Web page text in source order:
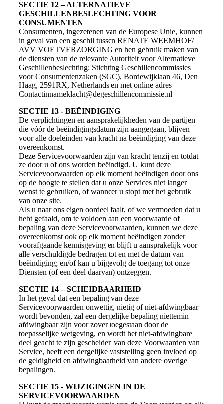
SECTIE 12 – ALTERNATIEVE
GESCHILLENBESLECHTING VOOR
CONSUMENTEN
Consumenten, ingezetenen van de Europese Unie, kunnen
in geval van een geschil tussen RENATE WEEMHOF/
AVV VOETVERZORGING en hen gebruik maken van
de diensten van de relevante Autoriteit voor Alternatieve
Geschillenbeslechting: Stichting Geschillencommissies
voor Consumentenzaken (SGC), Bordewijklaan 46, Den
Haag, 2591RX, Netherlands en met online adres
Contactinnameklacht@degeschillencommissie.nl
SECTIE 13 - BEËINDIGING
De verplichtingen en aansprakelijkheden van de partijen
die vóór de beëindigingsdatum zijn aangegaan, blijven
voor alle doeleinden van kracht na beëindiging van deze
overeenkomst.
Deze Servicevoorwaarden zijn van kracht tenzij en totdat
ze door u of ons worden beëindigd. U kunt deze
Servicevoorwaarden op elk moment beëindigen door ons
op de hoogte te stellen dat u onze Services niet langer
wenst te gebruiken, of wanneer u stopt met het gebruik
van onze site.
Als u naar ons eigen oordeel faalt, of we vermoeden dat u
hebt gefaald, om te voldoen aan een voorwaarde of
bepaling van deze Servicevoorwaarden, kunnen we deze
overeenkomst ook op elk moment beëindigen zonder
voorafgaande kennisgeving en blijft u aansprakelijk voor
alle verschuldigde bedragen tot en met de datum van
beëindiging; en/of kan u bijgevolg de toegang tot onze
Diensten (of een deel daarvan) ontzeggen.
SECTIE 14 – SCHEIDBAARHEID
In het geval dat een bepaling van deze
Servicevoorwaarden onwettig, nietig of niet-afdwingbaar
wordt bevonden, zal een dergelijke bepaling niettemin
afdwingbaar zijn voor zover toegestaan door de
toepasselijke wetgeving, en wordt het niet-afdwingbare
deel geacht te zijn gescheiden van deze Voorwaarden van
Service, heeft een dergelijke vaststelling geen invloed op
de geldigheid en afdwingbaarheid van andere overige
bepalingen.
SECTIE 15 - WIJZIGINGEN IN DE
SERVICEVOORWAARDEN